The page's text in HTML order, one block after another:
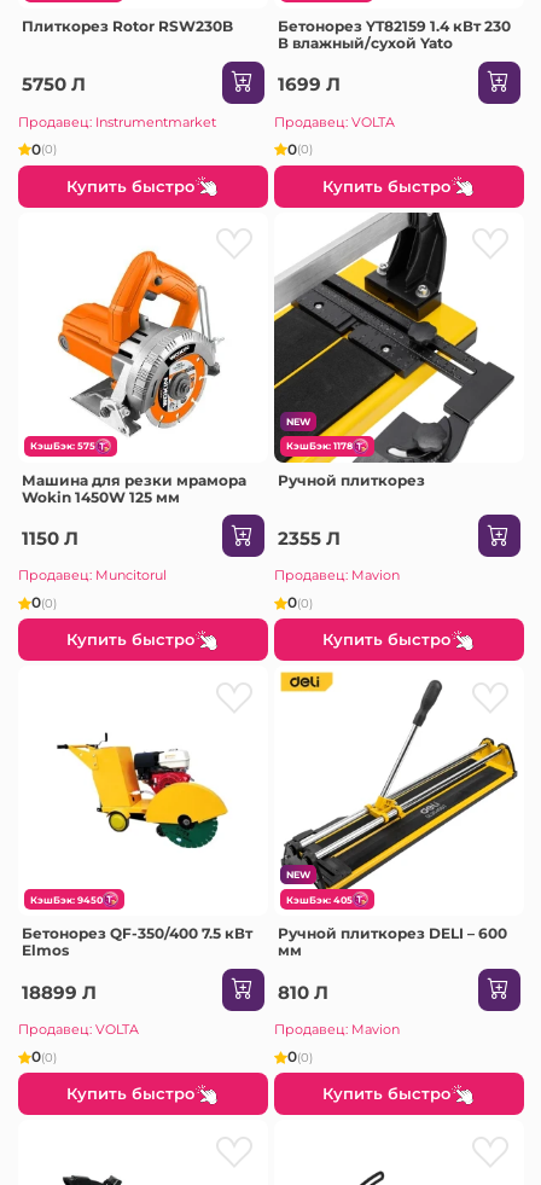
Плиткорез Rotor RSW230B
5750 Л
Продавец: Instrumentmarket
0(0)
Купить быстро
Бетонорез YT82159 1.4 кВт 230
В влажный/сухой Yato
1699 Л
Продавец: VOLTA
0(0)
Купить быстро
КэшБэк: 575
Машина для резки мрамора
Wokin 1450W 125 мм
1150 Л
Продавец: Muncitorul
0(0)
Купить быстро
NEW
КэшБэк: 1178
Ручной плиткорез
2355 Л
Продавец: Mavion
0(0)
Купить быстро
КэшБэк: 9450
Бетонорез QF-350/400 7.5 кВт
Elmos
18899 Л
Продавец: VOLTA
0(0)
Купить быстро
NEW
КэшБэк: 405
Ручной плиткорез DELI – 600
мм
810 Л
Продавец: Mavion
0(0)
Купить быстро